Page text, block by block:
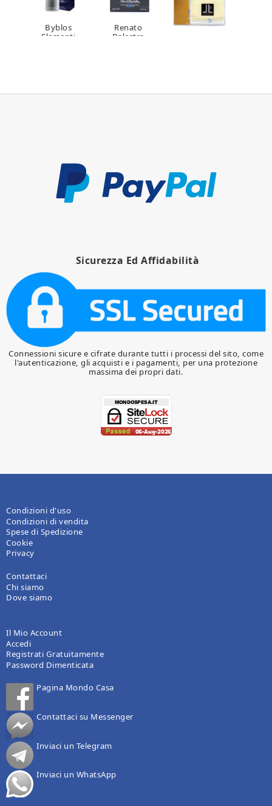
Byblos
Elementi
Renato
Balestra
Sicurezza Ed Affidabilità
Connessioni sicure e cifrate durante tutti i processi del sito, come
l'autenticazione, gli acquisti e i pagamenti, per una protezione
massima dei propri dati.
Condizioni d'uso
Condizioni di vendita
Spese di Spedizione
Cookie
Privacy
Contattaci
Chi siamo
Dove siamo
Il Mio Account
Accedi
Registrati Gratuitamente
Password Dimenticata
Pagina Mondo Casa
Contattaci su Messenger
Inviaci un Telegram
Inviaci un WhatsApp